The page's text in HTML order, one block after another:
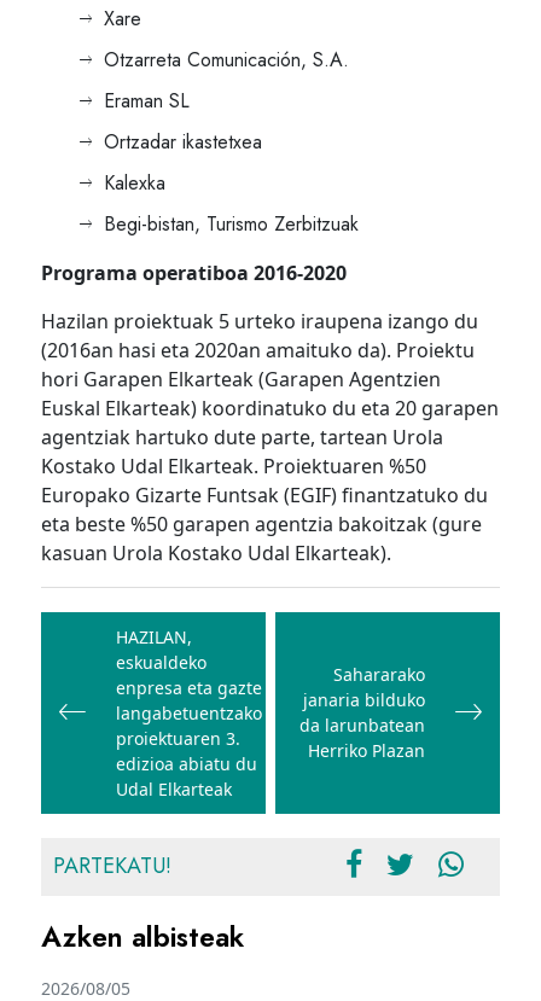
Xare
Otzarreta Comunicación, S.A.
Eraman SL
Ortzadar ikastetxea
Kalexka
Begi-bistan, Turismo Zerbitzuak
Programa operatiboa 2016-2020
Hazilan proiektuak 5 urteko iraupena izango du
(2016an hasi eta 2020an amaituko da). Proiektu
hori Garapen Elkarteak (Garapen Agentzien
Euskal Elkarteak) koordinatuko du eta 20 garapen
agentziak hartuko dute parte, tartean Urola
Kostako Udal Elkarteak. Proiektuaren %50
Europako Gizarte Funtsak (EGIF) finantzatuko du
eta beste %50 garapen agentzia bakoitzak (gure
kasuan Urola Kostako Udal Elkarteak).
Bidalketetan
zehar
nabigatu
HAZILAN,
eskualdeko
enpresa eta gazte
langabetuentzako
proiektuaren 3.
edizioa abiatu du
Udal Elkarteak
Sahararako
janaria bilduko
da larunbatean
Herriko Plazan
PARTEKATU!
Azken albisteak
2026/08/05